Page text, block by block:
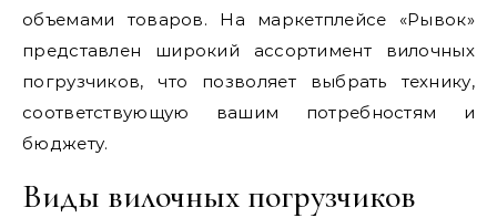
объемами товаров. На маркетплейсе «Рывок»
представлен широкий ассортимент вилочных
погрузчиков, что позволяет выбрать технику,
соответствующую вашим потребностям и
бюджету.
Виды вилочных погрузчиков